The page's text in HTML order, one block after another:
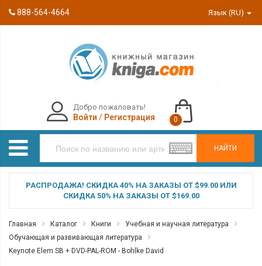
888-564-4664 Язык (RU)
НАЙТИ
Добро пожаловать!
Войти / Регистрация 0
РАСПРОДАЖА! СКИДКА 40% НА ЗАКАЗЫ ОТ $99.00 ИЛИ
СКИДКА 50% НА ЗАКАЗЫ ОТ $169.00
Главная Каталог Книги
Учебная и научная литература
Обучающая и развивающая литература
Keynote Elem SB + DVD-PAL-ROM - Bohlke David